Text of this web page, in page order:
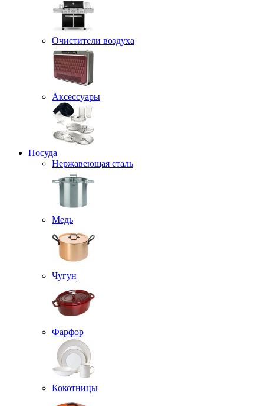
Очистители воздуха
Аксессуары
Посуда
Нержавеющая сталь
Медь
Чугун
Фарфор
Кокотницы